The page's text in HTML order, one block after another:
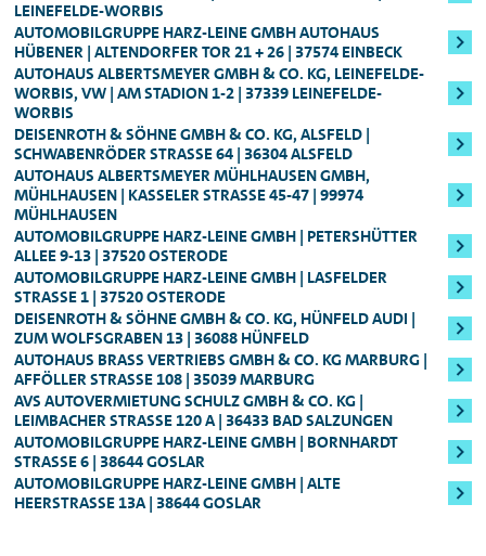
Mindestalter: 25 Jahre, Führerscheinbesitz:
Mind. 3 Jahre:
Für alle Audi S-Modelle, Fahrzeuge der
Oberklasse, sowie für den Audi e-tron
Genauere Informationen zum Mindestalter
können Ihnen jederzeit unsere
Mitarbeitenden vor Ort geben.
vorlegen müssen und nicht mit EC-Karte
zahlen können.
Sicherheitsleistung
Fahrzeugklasseberechnet (in der Regel
250,00 bzw. 800,00 Euro). Die
Sicherheitsleistung erhalten Sie nach Ende
des Mietzeitraums natürlich umgehend
zurück.
EINEFELDE-WORBIS
AUTOMOBILGRUPPE HARZ-LEINE GMBH AUTOHAUS
HÜBENER | ALTENDORFER TOR 21 + 26 | 37574 EINBECK
AUTOHAUS ALBERTSMEYER GMBH & CO. KG, LEINEFELDE-
WORBIS, VW | AM STADION 1-2 | 37339 LEINEFELDE-
WORBIS
DEISENROTH & SÖHNE GMBH & CO. KG, ALSFELD |
SCHWABENRÖDER STRASSE 64 | 36304 ALSFELD
AUTOHAUS ALBERTSMEYER MÜHLHAUSEN GMBH,
MÜHLHAUSEN | KASSELER STRASSE 45-47 | 99974 M
ÜHLHAUSEN
AUTOMOBILGRUPPE HARZ-LEINE GMBH | PETERSHÜTTER
ALLEE 9-13 | 37520 OSTERODE
AUTOMOBILGRUPPE HARZ-LEINE GMBH | LASFELDER
STRASSE 1 | 37520 OSTERODE
DEISENROTH & SÖHNE GMBH & CO. KG, HÜNFELD AUDI |
ZUM WOLFSGRABEN 13 | 36088 HÜNFELD
AUTOHAUS BRASS VERTRIEBS GMBH & CO. KG MARBURG |
AFFÖLLER STRASSE 108 | 35039 MARBURG
AVS AUTOVERMIETUNG SCHULZ GMBH & CO. KG |
LEIMBACHER STRASSE 120 A | 36433 BAD SALZUNGEN
AUTOMOBILGRUPPE HARZ-LEINE GMBH | BORNHARDT
STRASSE 6 | 38644 GOSLAR
AUTOMOBILGRUPPE HARZ-LEINE GMBH | ALTE
HEERSTRASSE 13A | 38644 GOSLAR